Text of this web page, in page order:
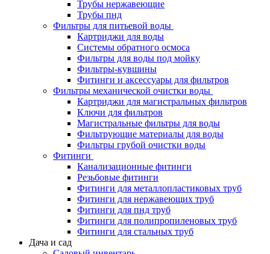
Трубы нержавеющие
Трубы пнд
Фильтры для питьевой воды
Картриджи для воды
Системы обратного осмоса
Фильтры для воды под мойку
Фильтры-кувшины
Фитинги и аксессуары для фильтров
Фильтры механической очистки воды
Картриджи для магистральных фильтров
Ключи для фильтров
Магистральные фильтры для воды
Фильтрующие материалы для воды
Фильтры грубой очистки воды
Фитинги
Канализационные фитинги
Резьбовые фитинги
Фитинги для металлопластиковых труб
Фитинги для нержавеющих труб
Фитинги для пнд труб
Фитинги для полипропиленовых труб
Фитинги для стальных труб
Дача и сад